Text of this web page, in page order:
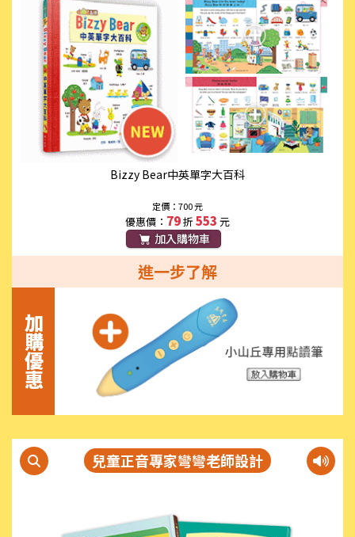
Bizzy Bear中英單字大百科
定價：700 元
優惠價： 79折553 元
加入購物車
進一步了解
加購優惠
兒童正音專家彎彎老師設計